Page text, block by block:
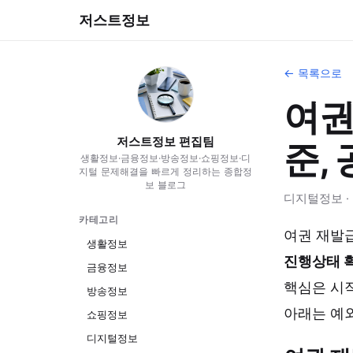
저스트정보
저스트정보 편집팀
생활정보·금융정보·방송정보·쇼핑정보·디
지털 문제해결을 빠르게 정리하는 종합정
보 블로그
카테고리
생활정보
금융정보
방송정보
쇼핑정보
디지털정보
← 목록으로
여
준,
디지털정보
여권 재발
진행상태
핵심은 시
아래는 예